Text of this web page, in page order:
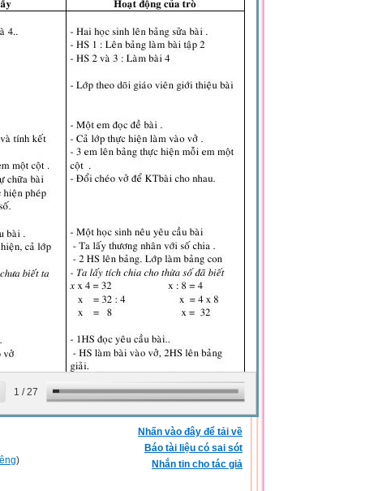
1 /27
Nhấn vào đây để tải về
Báo tài liệu có sai sót
Nhắn tin cho tác giả
)